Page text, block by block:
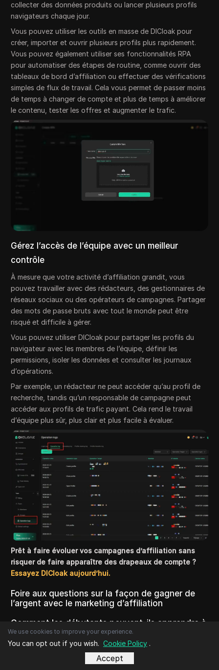
collecter des données produits ou lancer plusieurs profils
navigateurs chaque jour.
Vous pouvez utiliser les outils en masse de DICloak pour
créer, importer et ouvrir plusieurs profils plus rapidement.
Vous pouvez également utiliser ses fonctionnalités RPA
pour automatiser des étapes de routine, comme ouvrir des
tableaux de bord d’affiliation ou effectuer des vérifications
simples de flux de travail. Cela vous permet de passer moins
de temps à changer de compte et plus de temps à améliorer
le contenu, tester les offres et augmenter le trafic.
Gérez l’accès de l’équipe avec un meilleur
contrôle
À mesure que votre activité d’affiliation grandit, vous
pouvez travailler avec des rédacteurs, des gestionnaires de
réseaux sociaux ou des opérateurs de campagnes. Partager
des mots de passe bruts avec tout le monde peut être
risqué et difficile à gérer.
Vous pouvez utiliser DICloak pour partager les profils du
navigateur avec les membres de l’équipe, définir les
permissions, isoler les données et consulter les journaux
d’opérations.
Par exemple, un rédacteur ne peut accéder qu’au profil de
recherche, tandis qu’un responsable de campagne peut
accéder aux profils de trafic payant. Cela rend le travail
d’équipe plus sûr, plus clair et plus facile à évaluer.
Prêt à faire évoluer vos campagnes d’affiliation sans
risquer de faire apparaître des drapeaux de compte ?
Essayez DICloak aujourd’hui.
Foire aux questions sur la façon de gagner de
l’argent avec le marketing d’affiliation
Comment les débutants peuvent-ils apprendre à
gagner de l’argent grâce au marketing
We use cookies to improve your experience.
You can opt out if you wish. Cookie Policy .
Accept